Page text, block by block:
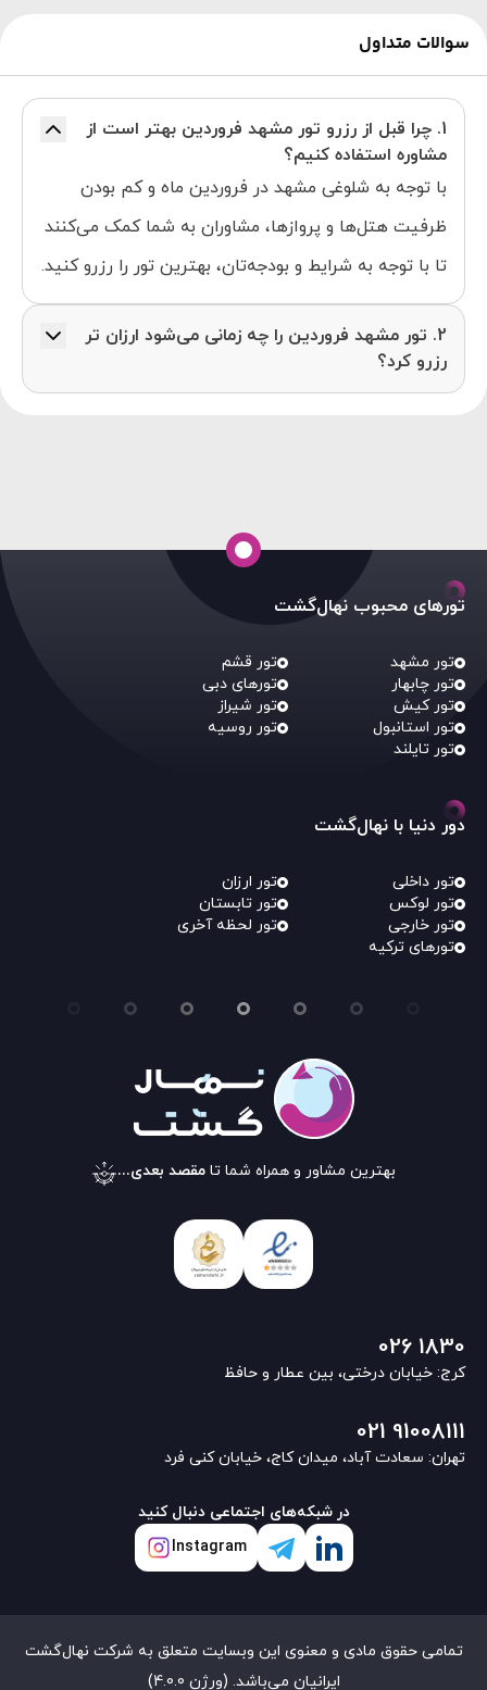
سوالات متداول
1. چرا قبل از رزرو تور مشهد فروردین بهتر است از
مشاوره استفاده کنیم؟
با توجه به شلوغی مشهد در فروردین ماه و کم بودن
ظرفیت هتل‌ها و پروازها، مشاوران به شما کمک می‌کنند
تا با توجه به شرایط و بودجه‌تان، بهترین تور را رزرو کنید.
2. تور مشهد فروردین را چه زمانی می‌شود ارزان تر
رزرو کرد؟
از آنجایی که قیمت تور مشهد نیمه اول فروردین به
تورهای محبوب نهال‌گشت
تور مشهد
تور قشم
تور چابهار
تورهای دبی
تور کیش
تور شیراز
تور استانبول
تور روسیه
تور تایلند
دور دنیا با نهال‌گشت
تور داخلی
تور ارزان
تور لوکس
تور تابستان
تور خارجی
تور لحظه آخری
تورهای ترکیه
بهترین مشاور و همراه شما تا مقصد بعدی...
026 1830
کرج: خیابان درختی، بین عطار و حافظ
021 91008111
تهران: سعادت آباد، میدان کاج، خیابان کنی فرد
در شبکه‌های اجتماعی دنبال کنید
Instagram
تمامی حقوق مادی و معنوی این وبسایت متعلق به شرکت نهال‌گشت
ایرانیان می‌باشد. (ورژن 4.0.0)